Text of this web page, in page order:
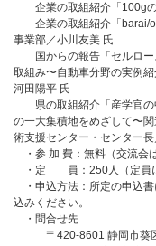
企業の取組紹介「100gの
企業の取組紹介「barai/o
事業部／⼩川友美 ⽒
国からの報告「セルロー
取組み〜⾃動⾞分野の実例
河⽥陽平 ⽒
県の取組紹介「産学官の
の⼀⼤集積地をめざして〜
術支援センター・センター
・参 加 費：無料（交流会
・定 員：250人（定員に
・申込方法：所定の申込書
込みください。
・問合せ先
〒420-8601 静岡市葵区